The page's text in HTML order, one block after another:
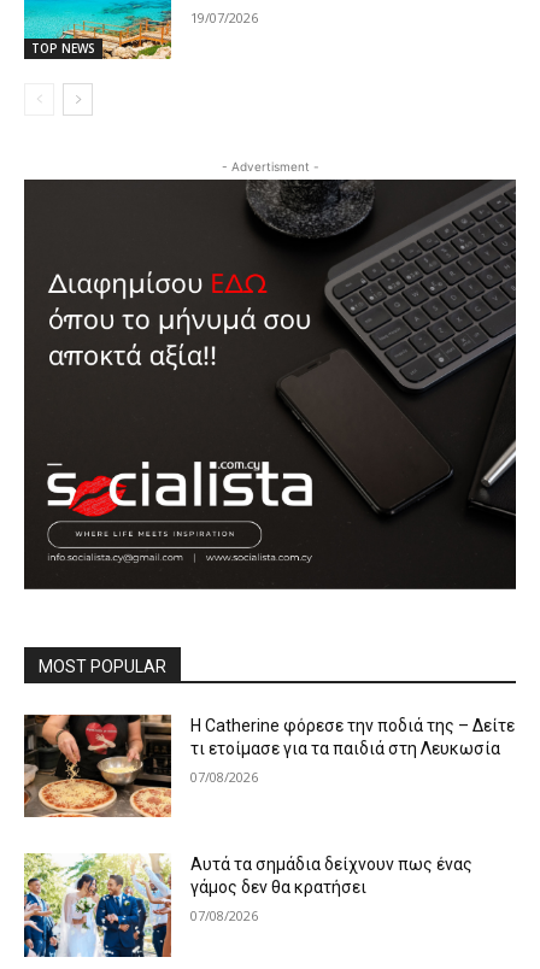
TOP NEWS
19/07/2026
- Advertisment -
MOST POPULAR
Η Catherine φόρεσε την ποδιά της – Δείτε
τι ετοίμασε για τα παιδιά στη Λευκωσία
07/08/2026
Αυτά τα σημάδια δείχνουν πως ένας
γάμος δεν θα κρατήσει
07/08/2026